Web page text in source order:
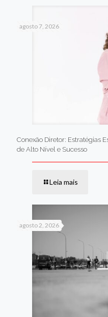
agosto 7, 2026
Conexão Diretor: Estratégias
de Alto Nível e Sucesso
Leia mais
agosto 2, 2026